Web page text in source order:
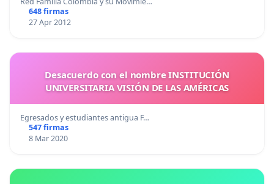
648 firmas
27 Apr 2012
Desacuerdo con el nombre INSTITUCIÓN
UNIVERSITARIA VISIÓN DE LAS AMÉRICAS
Egresados y estudiantes antigua F…
547 firmas
8 Mar 2020